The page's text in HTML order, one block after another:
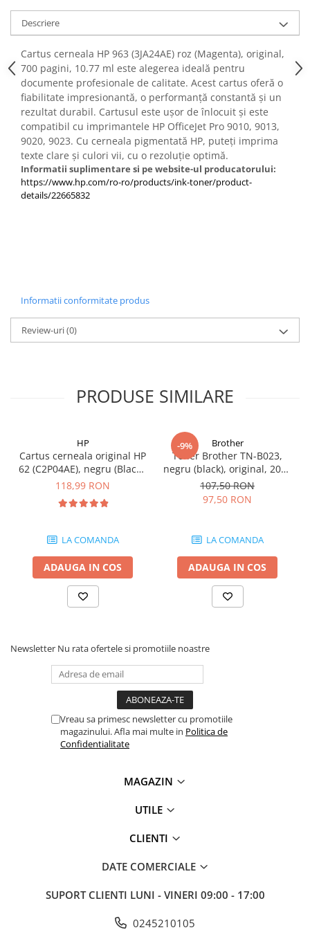
Workstation
All-in-One PC
Mini PC
Monitoare
Monitoare LED
Accesorii monitoare
Componente
Placi video
Procesoare
Surse
Carcase
Coolere CPU
Placi video profesionale
Hard disk-uri externe
Card reader
Placi captura
Periferice PC
Mouse
Tastaturi
Kit mouse si tastatura
Alte periferice
Accesorii PC
Rack-uri & accesorii rack
Descriere
Cartus cerneala HP 963 (3JA24AE) roz (Magenta), original,
700 pagini, 10.77 ml este alegerea ideală pentru
documente profesionale de calitate. Acest cartus oferă o
fiabilitate impresionantă, o performanță constantă și un
rezultat durabil. Cartusul este ușor de înlocuit și este
compatibil cu imprimantele HP OfficeJet Pro 9010, 9013,
9020, 9023. Cu cerneala pigmentată HP, puteți imprima
texte clare și culori vii, cu o rezoluție optimă.
Informatii suplimentare si pe website-ul producatorului:
https://www.hp.com/ro-ro/products/ink-toner/product-
details/22665832
Informatii conformitate produs
Review-uri(0)
PRODUSE SIMILARE
HP
Cartus cerneala original HP
62 (C2P04AE), negru (Black),
200 pagini
118,99 RON
LA COMANDA
ADAUGA IN COS
-9% Brother
Toner Brother TN-B023,
negru (black), original, 2000
pagini
107,50 RON
97,50 RON
LA COMANDA
ADAUGA IN COS
Newsletter Nu rata ofertele si promotiile noastre
Vreau sa primesc newsletter cu promotiile
magazinului. Afla mai multe in Politica de
Confidentialitate
MAGAZIN
UTILE
CLIENTI
DATE COMERCIALE
SUPORT CLIENTI LUNI - VINERI 09:00 - 17:00
0245210105